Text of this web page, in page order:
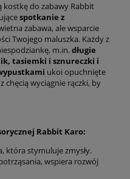
kostkę do zabawy Rabbit
spotkanie z
zabawa, ale wsparcie
Twojego maluszka. Każdy z
m.in.długie
, tasiemki i sznureczki i
ukoi opuchnięte
chęcią wyciągnie rączki, by
Rabbit Karo:
która stymuluje zmysły.
wspiera rozwój